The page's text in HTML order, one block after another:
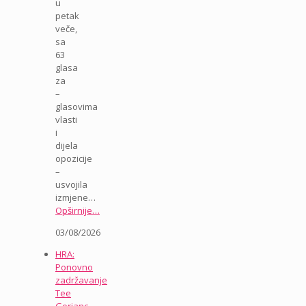
u
petak
veče,
sa
63
glasa
za
–
glasovima
vlasti
i
dijela
opozicije
–
usvojila
izmjene…
Opširnije…
03/08/2026
HRA:
Ponovno
zadržavanje
Tee